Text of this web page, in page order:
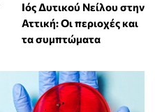
Ιός Δυτικού Νείλου στην
Αττική: Οι περιοχές και
τα συμπτώματα